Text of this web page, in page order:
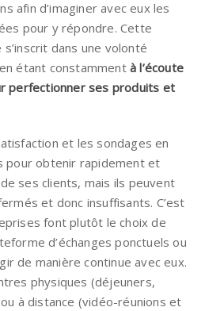
afin d’imaginer avec eux les
pour y répondre. Cette
dans une volonté
étant constammentà l’écoute
perfectionner ses produits et
et les sondages en
pour obtenir rapidement et
ses clients, mais ils peuvent
et donc insuffisants. C’est
font plutôt le choix de
d’échanges ponctuels ou
de manière continue avec eux.
physiques (déjeuners,
à distance (vidéo-réunions et